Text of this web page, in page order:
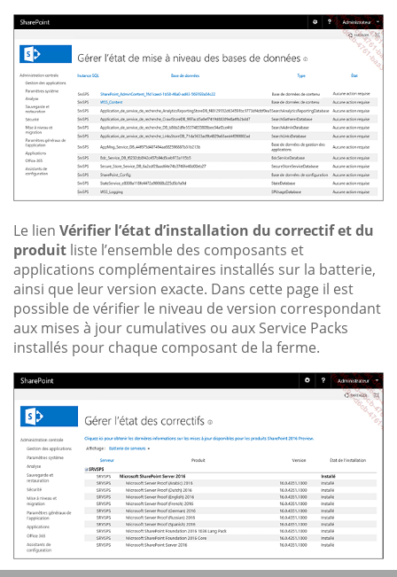
Le lien Vérifier l’état d’installation du correctif et du
produit liste l’ensemble des composants et
applications complémentaires installés sur la batterie,
ainsi que leur version exacte. Dans cette page il est
possible de vérifier le niveau de version correspondant
aux mises à jour cumulatives ou aux Service Packs
installés pour chaque composant de la ferme.